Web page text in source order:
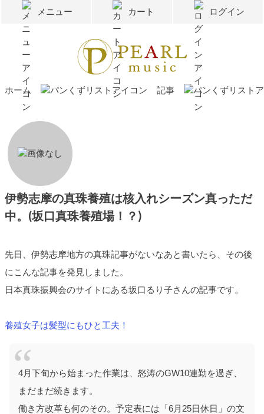
メニュー カート ログイン
ホーム 記事
伊勢志摩の真珠養殖は核入れシーズン真っただ
中。(坂口真珠養殖場！？)
先日、伊勢志摩地方の真珠記事がないなあと書いたら、その後
にこんな記事を発見しました。
日本真珠振興会のサイトにある坂口るり子さんの記事です。
養殖女子は髪型にもひと工夫！
4月下旬から始まった作業は、怒涛のGW10連勤を過ぎ、
まだまだ続きます。
働き方改革も何のその。予定表には「6月25日休日」の文